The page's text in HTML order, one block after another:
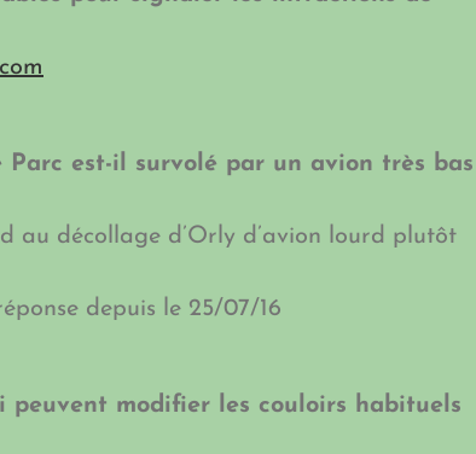
Parc est-il survolé par un avion très bas
au décollage d’Orly d’avion lourd plutôt
depuis le 25/07/16
peuvent modifier les couloirs habituels